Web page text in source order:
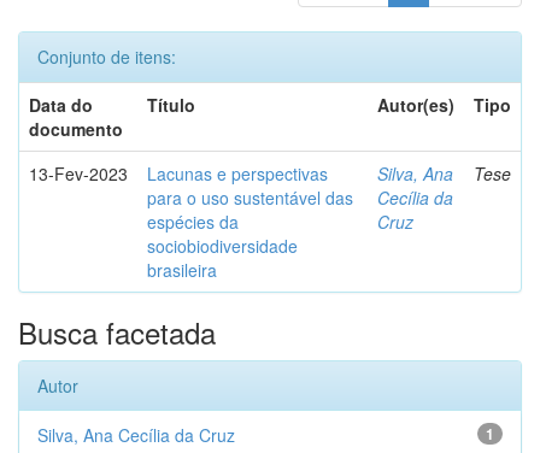
Conjunto de itens:
Data do
documento
Título Autor(es) Tipo
13-Fev-2023
Lacunas e perspectivas
para o uso sustentável das
espécies da
sociobiodiversidade
brasileira
Silva, Ana
Cecília da
Cruz
Tese
Busca facetada
Autor
1
Silva, Ana Cecília da Cruz